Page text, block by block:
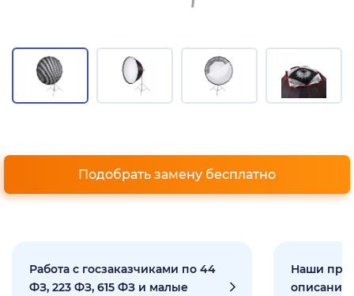
Подобрать замену бесплатно
Работа с госзаказчиками по 44
ФЗ, 223 ФЗ, 615 ФЗ и малые
Наши